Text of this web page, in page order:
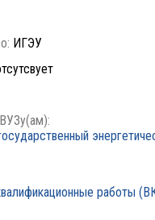
ИГЭУ
работы